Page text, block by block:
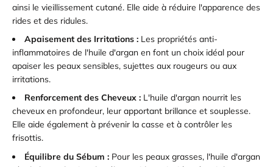
ainsi le vieillissement cutané. Elle aide à réduire l'apparence des
rides et des ridules.
Apaisement des Irritations : Les propriétés anti-
inflammatoires de l'huile d'argan en font un choix idéal pour
apaiser les peaux sensibles, sujettes aux rougeurs ou aux
irritations.
Renforcement des Cheveux : L'huile d'argan nourrit les
cheveux en profondeur, leur apportant brillance et souplesse.
Elle aide également à prévenir la casse et à contrôler les
frisottis.
Équilibre du Sébum : Pour les peaux grasses, l'huile d'argan